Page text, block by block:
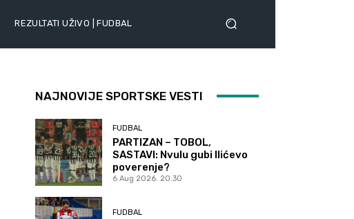
REZULTATI UŽIVO | FUDBAL
NAJNOVIJE SPORTSKE VESTI
FUDBAL
PARTIZAN – TOBOL,
SASTAVI: Nvulu gubi Ilićevo
poverenje?
6 Aug 2026. 20:30
FUDBAL